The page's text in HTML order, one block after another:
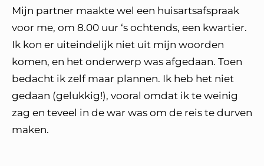
Mijn partner maakte wel een huisartsafspraak
voor me, om 8.00 uur ‘s ochtends, een kwartier.
Ik kon er uiteindelijk niet uit mijn woorden
komen, en het onderwerp was afgedaan. Toen
bedacht ik zelf maar plannen. Ik heb het niet
gedaan (gelukkig!), vooral omdat ik te weinig
zag en teveel in de war was om de reis te durven
maken.